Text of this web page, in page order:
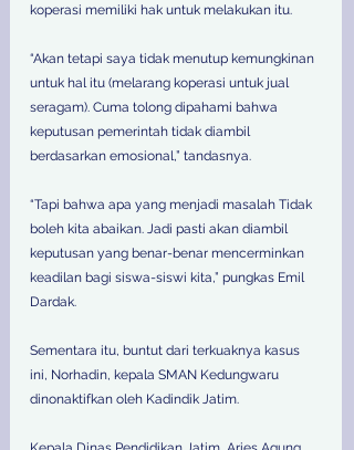
koperasi memiliki hak untuk melakukan itu.
“Akan tetapi saya tidak menutup kemungkinan
untuk hal itu (melarang koperasi untuk jual
seragam). Cuma tolong dipahami bahwa
keputusan pemerintah tidak diambil
berdasarkan emosional,” tandasnya.
“Tapi bahwa apa yang menjadi masalah Tidak
boleh kita abaikan. Jadi pasti akan diambil
keputusan yang benar-benar mencerminkan
keadilan bagi siswa-siswi kita,” pungkas Emil
Dardak.
Sementara itu, buntut dari terkuaknya kasus
ini, Norhadin, kepala SMAN Kedungwaru
dinonaktifkan oleh Kadindik Jatim.